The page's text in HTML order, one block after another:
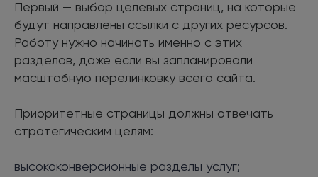
Первый — выбор целевых страниц, на которые
будут направлены ссылки с других ресурсов.
Работу нужно начинать именно с этих
разделов, даже если вы запланировали
масштабную перелинковку всего сайта.
Приоритетные страницы должны отвечать
стратегическим целям:
высококонверсионные разделы услуг;